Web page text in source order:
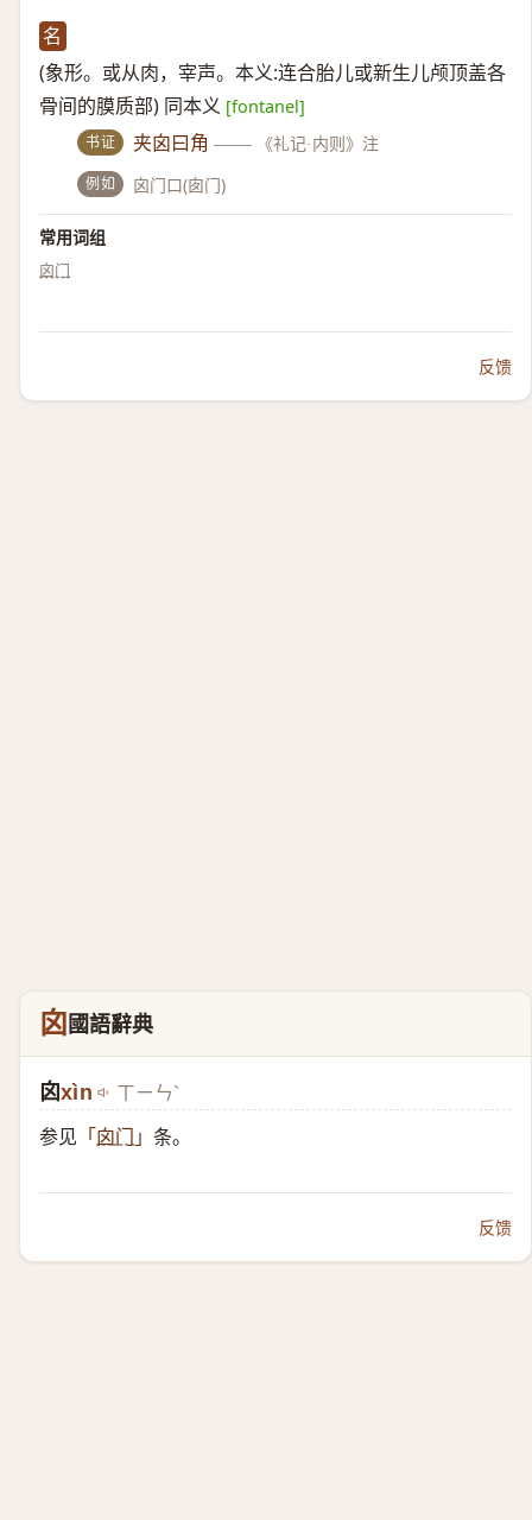
名
(象形。或从肉，宰声。本义:连合胎儿或新生儿颅顶盖各
骨间的膜质部) 同本义 [fontanel]
书证 夹囟曰角 —— 《礼记·内则》注
例如 囟门口(囱门)
常用词组
囟门
反馈
囟 國語辭典
囟xìn ㄒㄧㄣˋ
参见 「 囟门 」 条。
反馈